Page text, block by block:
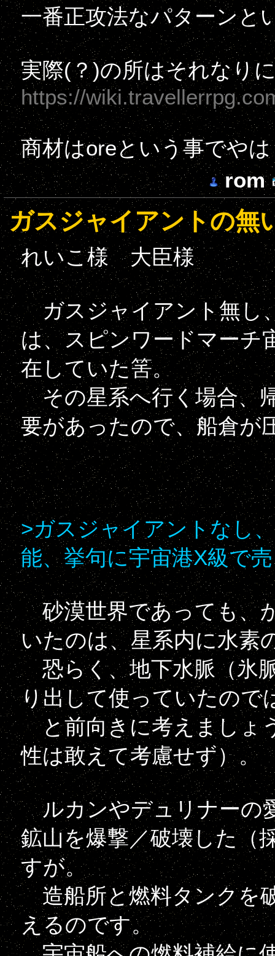
一番正攻法なパターンと
実際(？)の所はそれなり
https://
商材はoreという事でや
rom
ガスジャイアントの無
れいこ様 大臣様
ガスジャイアント無し
は、スピンワードマーチ
在していた筈。
その星系へ行く場合、
要があったので、船倉が
>ガスジャイアントなし
能、挙句に宇宙港X級で
砂漠世界であっても、
いたのは、星系内に水素
恐らく、地下水脈（氷
り出して使っていたので
と前向きに考えましょ
性は敢えて考慮せず）。
ルカンやデュリナーの
鉱山を爆撃／破壊した（
すが。
造船所と燃料タンクを
えるのです。